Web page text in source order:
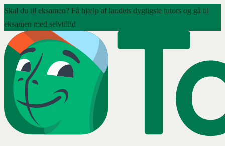
Skal du til eksamen? Få hjælp af landets dygtigste tutors og gå til
eksamen med selvtillid